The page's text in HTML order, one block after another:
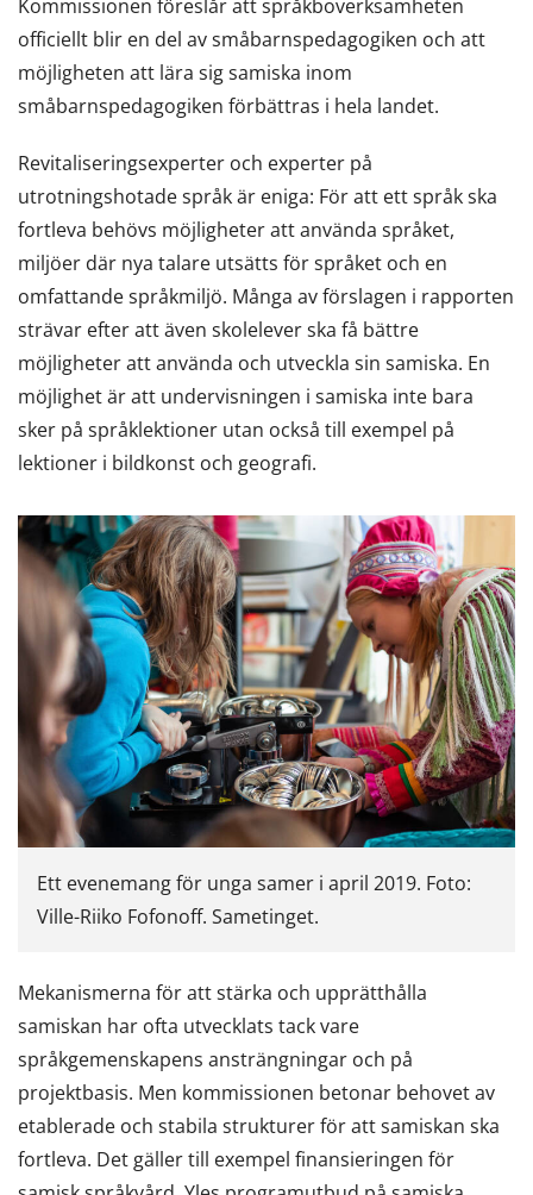
Kommissionen föreslår att språkboverksamheten
officiellt blir en del av småbarnspedagogiken och att
möjligheten att lära sig samiska inom
småbarnspedagogiken förbättras i hela landet.
Revitaliseringsexperter och experter på
utrotningshotade språk är eniga: För att ett språk ska
fortleva behövs möjligheter att använda språket,
miljöer där nya talare utsätts för språket och en
omfattande språkmiljö. Många av förslagen i rapporten
strävar efter att även skolelever ska få bättre
möjligheter att använda och utveckla sin samiska. En
möjlighet är att undervisningen i samiska inte bara
sker på språklektioner utan också till exempel på
lektioner i bildkonst och geografi.
Ett evenemang för unga samer i april 2019. Foto:
Ville-Riiko Fofonoff. Sametinget.
Mekanismerna för att stärka och upprätthålla
samiskan har ofta utvecklats tack vare
språkgemenskapens ansträngningar och på
projektbasis. Men kommissionen betonar behovet av
etablerade och stabila strukturer för att samiskan ska
fortleva. Det gäller till exempel finansieringen för